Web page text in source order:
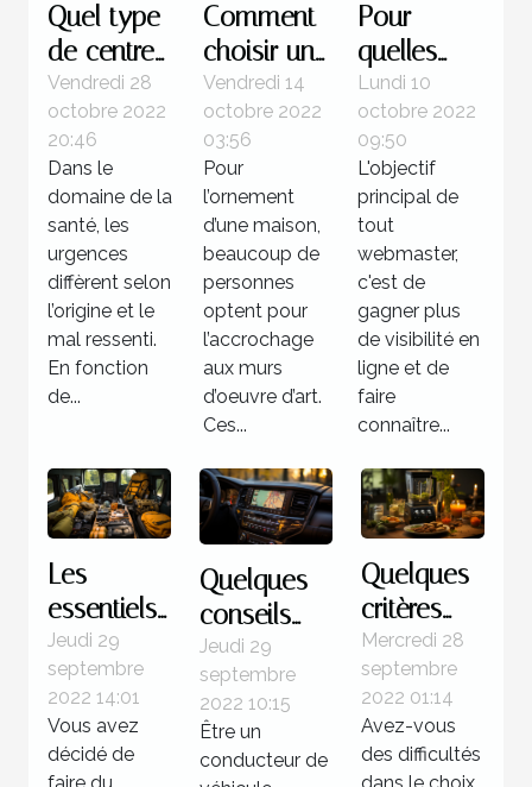
Quel type
de centre
pour une
urgence
médicale ?
Vendredi 28
octobre 2022
20:46
Dans le
domaine de la
santé, les
urgences
diffèrent selon
l’origine et le
mal ressenti.
En fonction
de...
Comment
choisir un
tableau
d’art ?
Vendredi 14
octobre 2022
03:56
Pour
l’ornement
d’une maison,
beaucoup de
personnes
optent pour
l’accrochage
aux murs
d’oeuvre d’art.
Ces...
Pour
quelles
raisons
utiliser la
méthode
de
netlinking
?
Lundi 10
octobre 2022
09:50
L'objectif
principal de
tout
webmaster,
c'est de
gagner plus
de visibilité en
ligne et de
faire
connaître...
Les
essentiels
à savoir
du saut en
parachute
Jeudi 29
septembre
2022 14:01
Vous avez
décidé de
Quelques
conseils
pour bien
faire le
choix d’un
GPS pour
Jeudi 29
septembre
2022 10:15
Être un
conducteur de
Quelques
critères
pour un
meilleur
choix de
blender
Mercredi 28
septembre
2022 01:14
Avez-vous
des difficultés